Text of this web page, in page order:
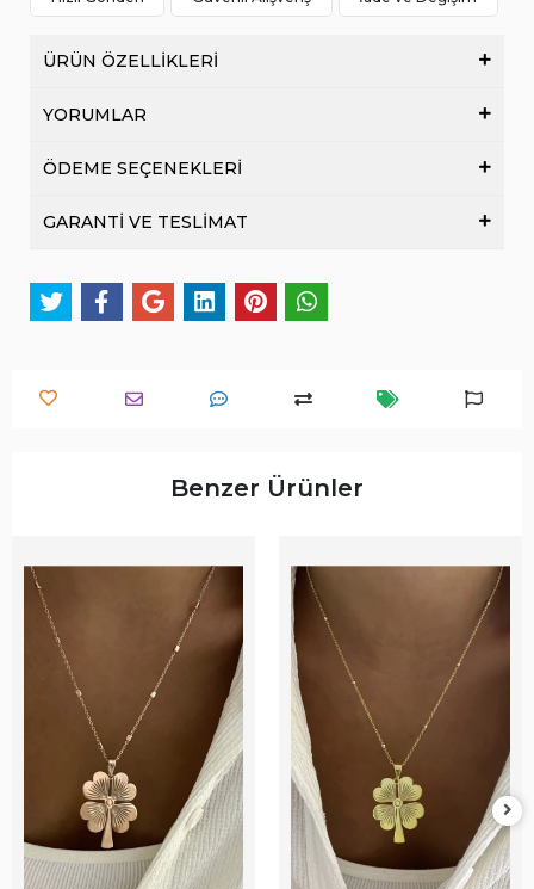
ÜRÜN ÖZELLİKLERİ
YORUMLAR
ÖDEME SEÇENEKLERİ
GARANTİ VE TESLİMAT
Benzer Ürünler